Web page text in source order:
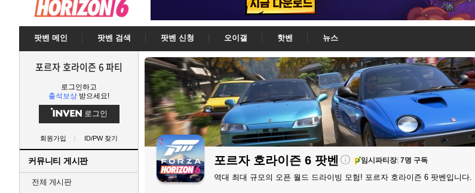
팟벤 메인 팟벤 검색 팟벤 신청 오이갤 핫벤
뉴스
포르자 호라이즌 6 파티
로그인하고
출석보상 받으세요!
로그인
회원가입 ID/PW 찾기
커뮤니티 게시판
전체 게시판
포르자 호라이즌 6 팟벤 임시파티장 7명 구독
역대 최대 규모의 오픈 월드 드라이빙 모험! 포르자 호라이즌 6 팟벤입니다.